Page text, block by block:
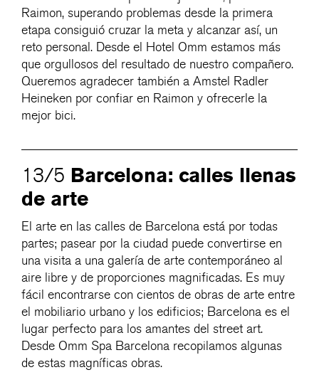
Raimon, superando problemas desde la primera
etapa consiguió cruzar la meta y alcanzar así, un
reto personal. Desde el Hotel Omm estamos más
que orgullosos del resultado de nuestro compañero.
Queremos agradecer también a Amstel Radler
Heineken por confiar en Raimon y ofrecerle la
mejor bici.
13/5 Barcelona: calles llenas
de arte
El arte en las calles de Barcelona está por todas
partes; pasear por la ciudad puede convertirse en
una visita a una galería de arte contemporáneo al
aire libre y de proporciones magnificadas. Es muy
fácil encontrarse con cientos de obras de arte entre
el mobiliario urbano y los edificios; Barcelona es el
lugar perfecto para los amantes del street art.
Desde Omm Spa Barcelona recopilamos algunas
de estas magníficas obras.